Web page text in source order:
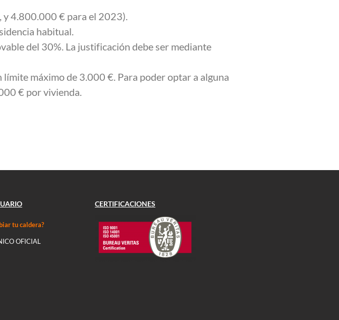
y 4.800.000 € para el 2023).
habitual.
del 30%. La justificación debe ser mediante
máximo de 3.000 €. Para poder optar a alguna
€ por vivienda.
tu caldera?
OFICIAL
CERTIFICACIONES